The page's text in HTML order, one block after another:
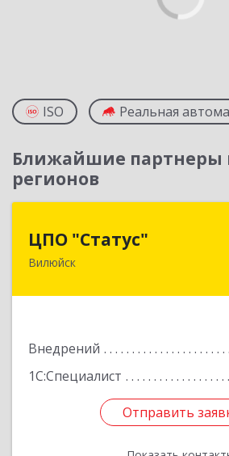
ISO Реальная
Ближайшие партнеры
регионов
ЦПО "Статус"
Вилюйск
Внедрений
1С:Специалист
Отправить
677000, Саха /Якутия/ Респ,
Отправить